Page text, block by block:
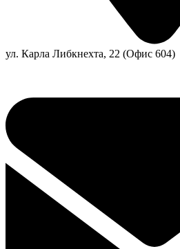
ул. Карла Либкнехта, 22 (Офис 604)